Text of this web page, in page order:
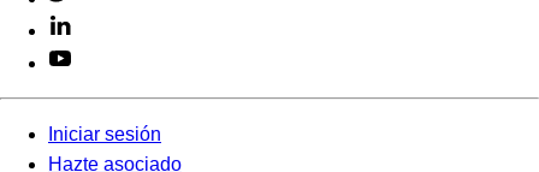
Iniciar sesión
Hazte asociado